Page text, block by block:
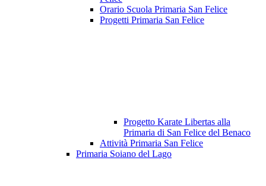
Orario Scuola Primaria San Felice
Progetti Primaria San Felice
Progetto Karate Libertas alla
Primaria di San Felice del Benaco
Attività Primaria San Felice
Primaria Soiano del Lago